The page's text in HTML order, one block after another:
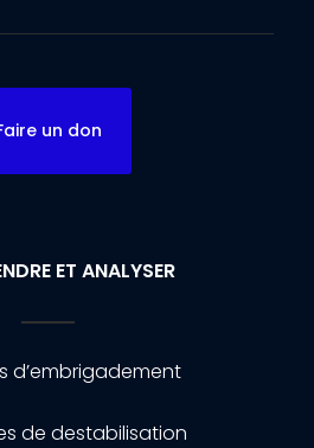
un don
ET ANALYSER
d’embrigadement
de destabilisation